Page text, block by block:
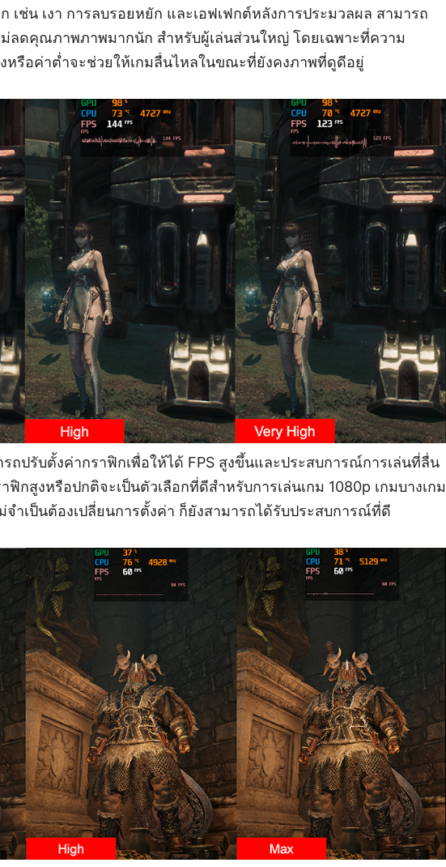
เช่น เงา การลบรอยหยัก และเอฟเฟกต์หลังการประมวลผล สามารถ
ม่ลดคุณภาพภาพมากนัก สำหรับผู้เล่นส่วนใหญ่ โดยเฉพาะที่ความ
หรือค่าต่ำจะช่วยให้เกมลื่นไหลในขณะที่ยังคงภาพที่ดูดีอยู่
รถปรับตั้งค่ากราฟิกเพื่อให้ได้ FPS สูงขึ้นและประสบการณ์การเล่นที่ลื่น
กสูงหรือปกติจะเป็นตัวเลือกที่ดีสำหรับการเล่นเกม 1080p เกมบางเกม
ำเป็นต้องเปลี่ยนการตั้งค่า ก็ยังสามารถได้รับประสบการณ์ที่ดี